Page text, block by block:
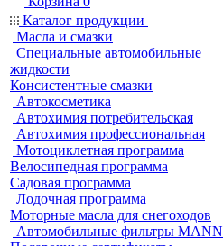
Каталог продукции
Масла и смазки
Специальные автомобильные
жидкости
Консистентные смазки
Автокосметика
Автохимия потребительская
Автохимия профессиональная
Мотоциклетная программа
Велосипедная программа
Садовая программа
Лодочная программа
Моторные масла для снегоходов
Автомобильные фильтры MANN